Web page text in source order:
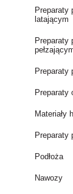
Preparaty
latającym
Preparaty
Preparaty
Preparaty
Materiały
Preparaty
Podłoża
Nawozy